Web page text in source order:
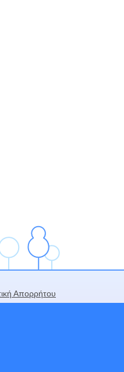
Απορρήτου